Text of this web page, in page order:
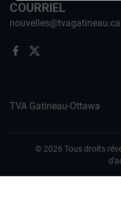
COURRIEL
nouvelles@tvagatineau.ca
TVA Gatineau-Ottawa
© 2026 Tous droits